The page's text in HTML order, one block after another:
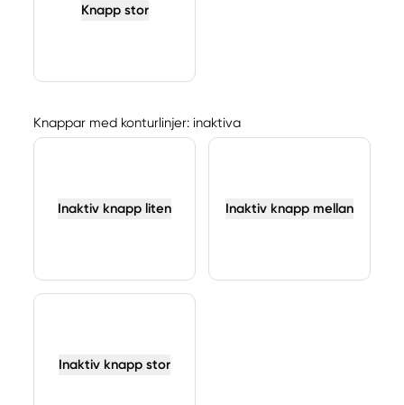
Knapp stor
Knappar med konturlinjer: inaktiva
Inaktiv knapp liten Inaktiv knapp mellan
Inaktiv knapp stor